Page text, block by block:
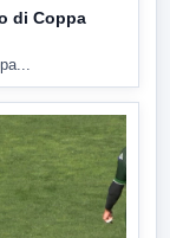
di Coppa